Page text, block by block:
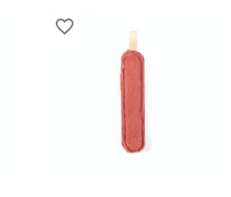
favorite_border